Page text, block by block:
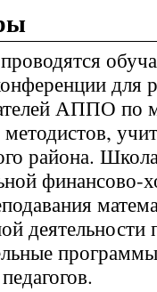
для
АППО по
района.
финансово-
деятельности